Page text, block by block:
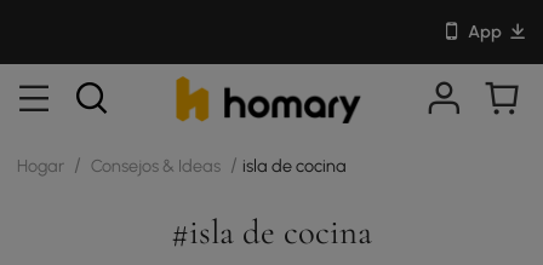
App
Hogar / Consejos & Ideas / isla de cocina
#isla de cocina